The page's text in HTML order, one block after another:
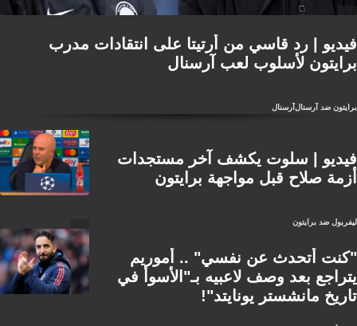
فيديو | رد قاسي من أرتيتا على انتقادات مدرب
برايتون لأسلوب لعب آرسنال
برايتون ضد آرسنالآرسنال
فيديو | سلوت يكشف آخر مستجدات
أزمة صلاح قبل مواجهة برايتون
ليفربول ضد برايتون
"كنت أتحدث عن نفسي" .. أموريم
يتراجع بعد وصف لاعبيه بـ"الأسوأ في
تاريخ مانشستر يونايتد"!